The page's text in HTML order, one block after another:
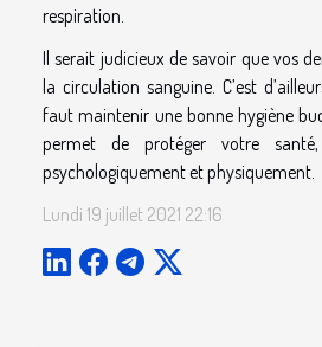
respiration.
Il serait judicieux de savoir que vos
la circulation sanguine. C’est
faut maintenir une bonne hygiène
permet de protéger votre
psychologiquement et physiquement.
Lundi 19 juillet 2021 22:16